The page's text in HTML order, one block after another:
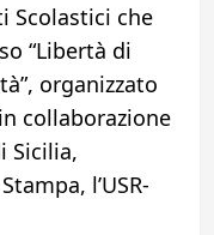
Scolastici che
“Libertà di
organizzato
collaborazione
Sicilia,
l’USR-